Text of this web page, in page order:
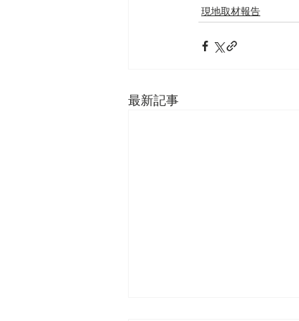
現地取材報告
最新記事